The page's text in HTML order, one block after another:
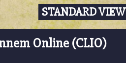
STANDARD VIEW
Online (CLIO)